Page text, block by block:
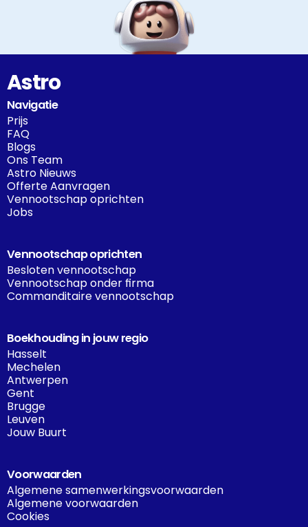
Astro
Navigatie
Prijs
FAQ
Blogs
Ons Team
Astro Nieuws
Offerte Aanvragen
Vennootschap oprichten
Jobs
Vennootschap oprichten
Besloten vennootschap
Vennootschap onder firma
Commanditaire vennootschap
Boekhouding in jouw regio
Hasselt
Mechelen
Antwerpen
Gent
Brugge
Leuven
Jouw Buurt
Voorwaarden
Algemene samenwerkingsvoorwaarden
Algemene voorwaarden
Cookies